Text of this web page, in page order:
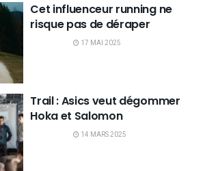
Cet influenceur running ne
risque pas de déraper
17 MAI 2025
Trail : Asics veut dégommer
Hoka et Salomon
14 MARS 2025